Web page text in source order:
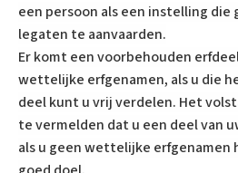
een persoon als een instelling die
legaten te aanvaarden.
Er komt een voorbehouden
wettelijke erfgenamen, als u die
deel kunt u vrij verdelen. Het
te vermelden dat u een deel van
als u geen wettelijke erfgenamen